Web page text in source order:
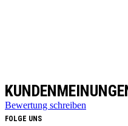
Bewertung schreiben
FOLGE UNS